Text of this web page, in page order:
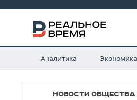
Аналитика Экономика
НОВОСТИ ОБЩЕСТВА